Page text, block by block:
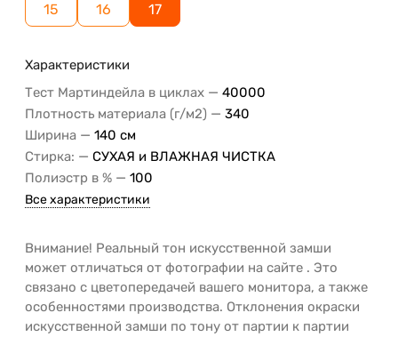
15
16 17
Характеристики
Тест Мартиндейла в циклах — 40000
Плотность материала (г/м2) — 340
Ширина — 140 см
Стирка: — СУХАЯ и ВЛАЖНАЯ ЧИСТКА
Полиэстр в % — 100
Все характеристики
Внимание! Реальный тон искусственной замши
может отличаться от фотографии на сайте . Это
связано с цветопередачей вашего монитора, а также
особенностями производства. Отклонения окраски
искусственной замши по тону от партии к партии